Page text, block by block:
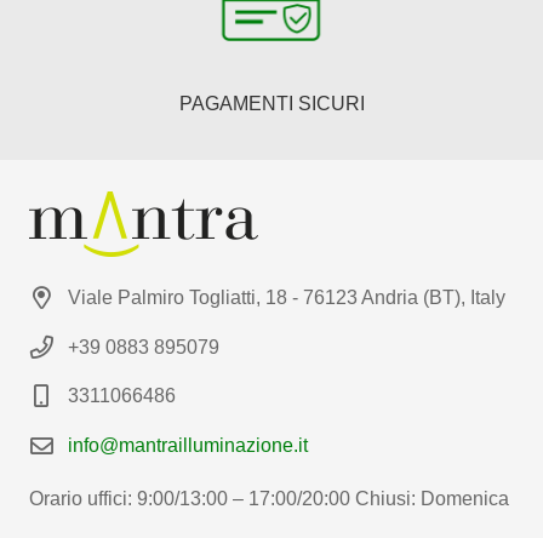
PAGAMENTI SICURI
Viale Palmiro Togliatti, 18 - 76123 Andria (BT), Italy
+39 0883 895079
3311066486
info@mantrailluminazione.it
Orario uffici: 9:00/13:00 – 17:00/20:00 Chiusi: Domenica